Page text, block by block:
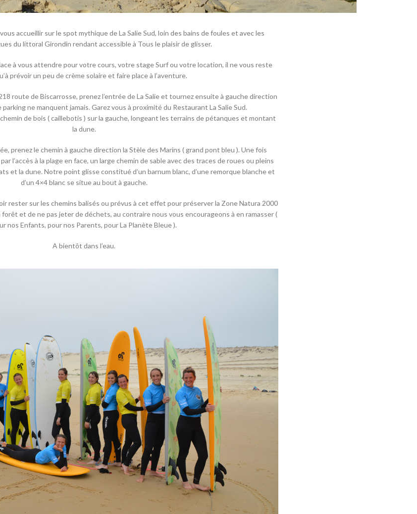
accueillir sur le spot mythique de La Salie Sud, loin des bains de foules et avec les
du littoral Girondin rendant accessible à Tous le plaisir de glisser.
à vous attendre pour votre cours, votre stage Surf ou votre location, il ne vous reste
prévoir un peu de crème solaire et faire place à l’aventure.
route de Biscarrosse, prenez l’entrée de La Salie et tournez ensuite à gauche direction
parking ne manquent jamais. Garez vous à proximité du Restaurant La Salie Sud.
de bois ( caillebotis ) sur la gauche, longeant les terrains de pétanques et montant
la dune.
prenez le chemin à gauche direction la Stèle des Marins ( grand pont bleu ). Une fois
l’accès à la plage en face, un large chemin de sable avec des traces de roues ou pleins
et la dune. Notre point glisse constitué d’un barnum blanc, d’une remorque blanche et
d’un 4×4 blanc se situe au bout à gauche.
rester sur les chemins balisés ou prévus à cet effet pour préserver la Zone Natura 2000
et de ne pas jeter de déchets, au contraire nous vous encourageons à en ramasser (
nos Enfants, pour nos Parents, pour La Planète Bleue ).
A bientôt dans l’eau.